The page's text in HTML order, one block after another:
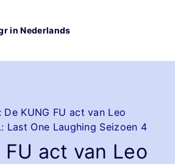
in Nederlands
De KUNG FU act van Leo
Last One Laughing Seizoen 4
FU act van Leo